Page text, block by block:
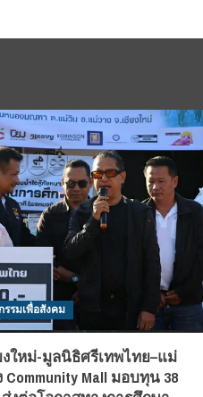
รรมเพื่อสังคม
งใหม่-มูลนิธิศรีเทพไทย–แม่
Community Mall มอบทุน 38